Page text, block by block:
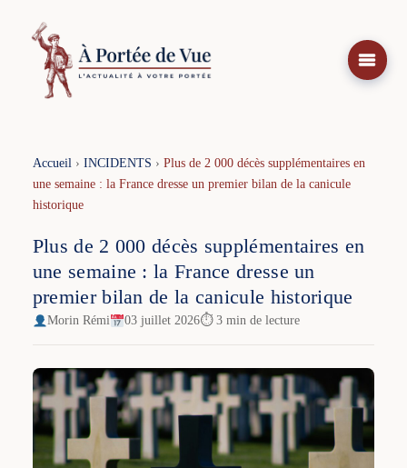
contenu
Accueil› INCIDENTS › Plus de 2 000 décès supplémentaires en
une semaine : la France dresse un premier bilan de la canicule
historique
Plus de 2 000 décès supplémentaires en
une semaine : la France dresse un
premier bilan de la canicule historique
Morin Rémi 03 juillet 2026⏱ 3 min de lecture